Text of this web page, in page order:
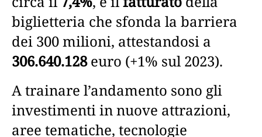
biglietteria che sfonda la barriera
dei 300 milioni, attestandosi a
306.640.128euro (+1% sul 2023).
A trainare l’andamento sono gli
investimenti in nuove attrazioni,
aree tematiche, tecnologie